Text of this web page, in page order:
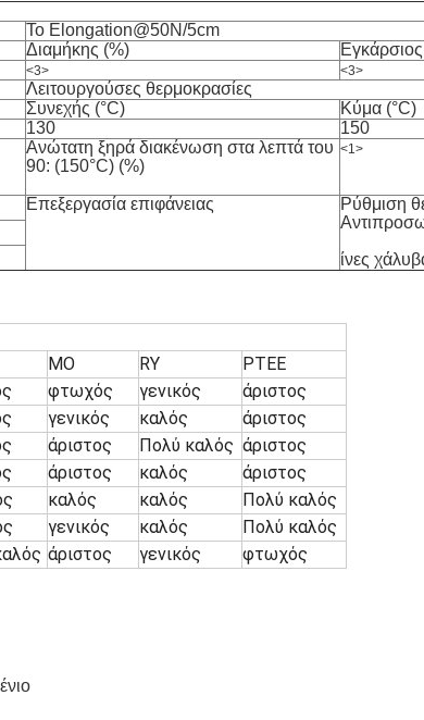
Το Elongation@50N/5cm
Διαμήκης (%)
<3> <3>
Λειτουργούσες θερμοκρασίες
Συνεχής (°C)
Κύμα (°C)
130
150
Ανώτατη ξηρά διακένωση στα λεπτά του
90: (150°C) (%)
<1>
Επεξεργασία επιφάνειας
Ρύθμιση
ίνες
MO RY
PTEE
φτωχός γενικός
άριστος
γενικός καλός
άριστος
άριστος Πολύ καλός άριστος
άριστος καλός
άριστος
καλός καλός
Πολύ καλός
γενικός καλός
Πολύ καλός
άριστος γενικός φτωχός